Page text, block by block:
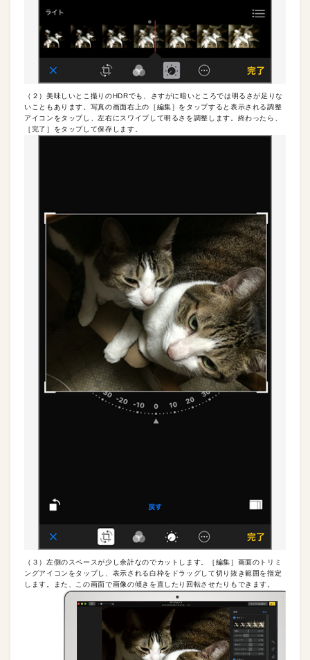
（２）美味しいとこ撮りのHDRでも、さすがに暗いところでは明るさが足りな
いこともあります。写真の画面右上の［編集］をタップすると表示される調整
アイコンをタップし、左右にスワイプして明るさを調整します。終わったら、
［完了］をタップして保存します。
（３）左側のスペースが少し余計なのでカットします。［編集］画面のトリミ
ングアイコンをタップし、表示される白枠をドラッグして切り抜き範囲を指定
します。また、この画面で画像の傾きを直したり回転させたりもできます。